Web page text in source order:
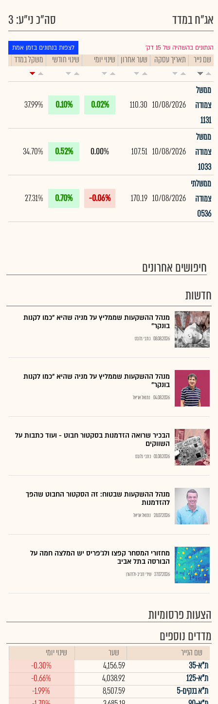
אג"ח במדד סה"כ ני"ע: 3
הנתונים בהשהיה של 15 דק׳ לצפות בנתונים בזמן אמת
שם נייר תאריך עסקה שער אחרון שינוי יומי שינוי חודשי משקל במדד
ממשל
צמודה
1131
10/08/2026
110.30
0.02%
0.10%
37.99%
ממשל
צמודה
1033
10/08/2026
107.51
0.00%
0.52%
34.70%
ממשלתי
צמודה
0536
10/08/2026
170.19
-0.06%
0.70%
27.31%
חיפושים אחרונים
חדשות
מנהל ההשקעות שממליץ על מניה שהיא "כמו לקנות
בונקר"
08.08.2026 כתבי גלובס
מנהל ההשקעות שממליץ על מניה שהיא "כמו לקנות
בונקר"
04.08.2026 נתנאל אריאל
הבכיר שרואה הזדמנות בסקטור חבוט - ועוד כתבות על
השווקים
01.08.2026 כתבי גלובס
מנהל ההשקעות שבטוח: זה הסקטור החבוט שהפך
להזדמנות
28.07.2026 נתנאל אריאל
מחזורי המסחר קפצו ולג'פריס יש המלצה חמה על
הבורסה בתל אביב
27.07.2026 שירי חביב-ולדהורן
הצעות פרסומיות
מדדים נוספים
שם הנייר שער
שינוי יומי
ת"א-35
4,156.59
-0.30%
ת"א-125
4,038.92
-0.66%
ת"א בנקים-5
8,507.59
-1.99%